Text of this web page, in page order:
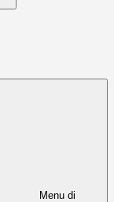
Menu di